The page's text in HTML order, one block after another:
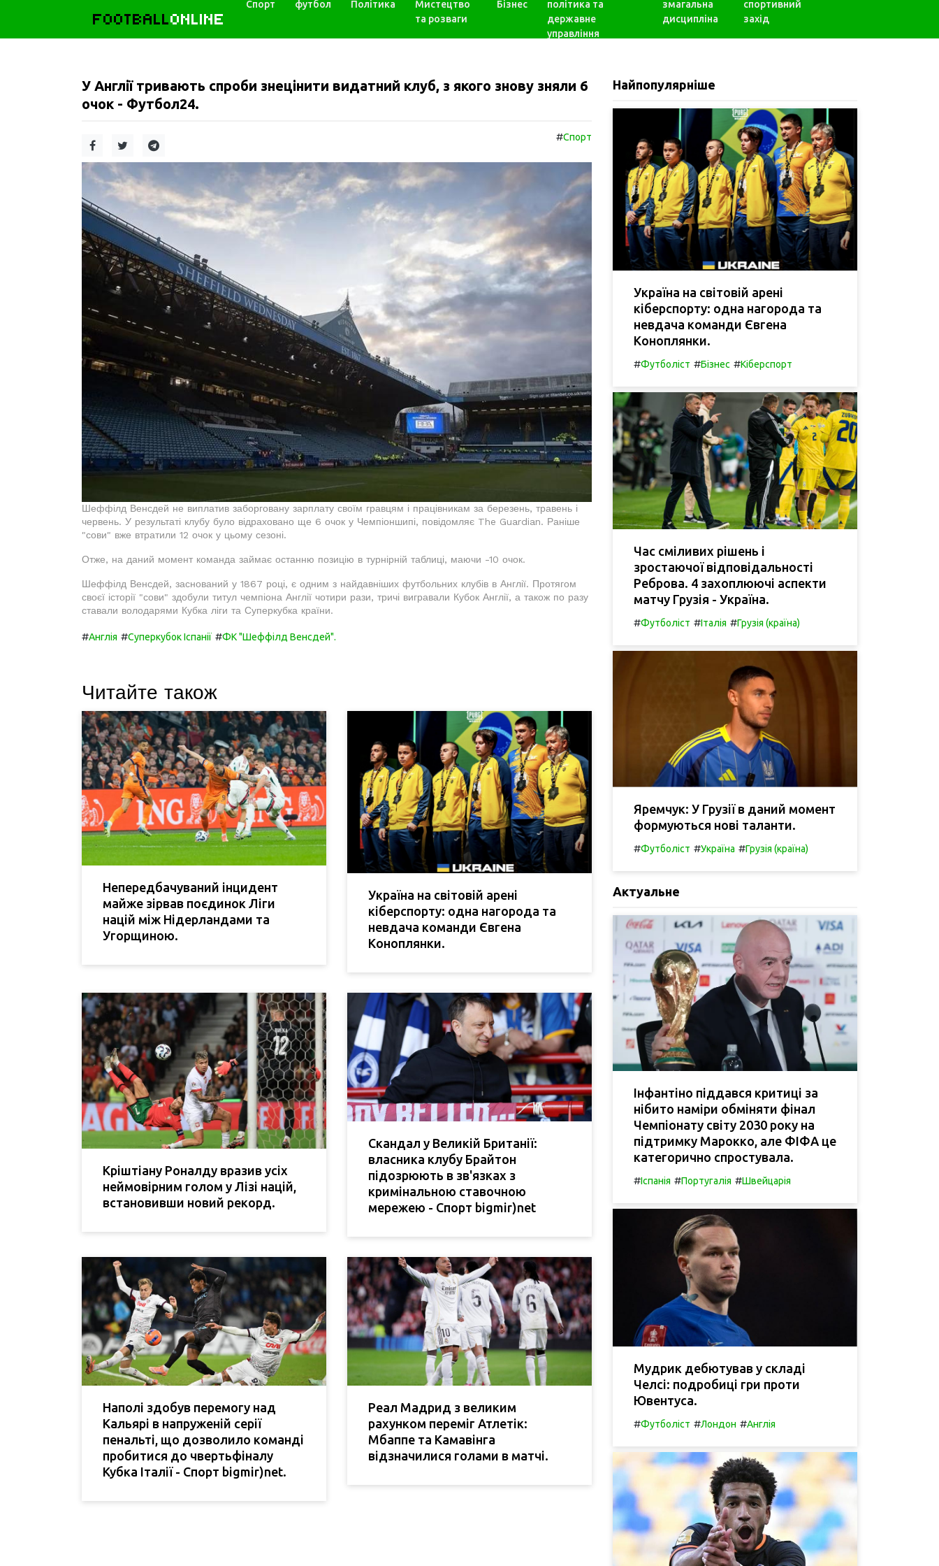
FOOTBALLONLINE
Спорт футбол Політика
Мистецтво
та розваги
Бізнес
політика та
державне
управління
змагальна
дисципліна
спортивний
захід
У Англії тривають спроби знецінити видатний клуб, з якого знову зняли 6
очок - Футбол24.
#Спорт
Шеффілд Венсдей не виплатив заборговану зарплату своїм гравцям і працівникам за березень, травень і
червень. У результаті клубу було відраховано ще 6 очок у Чемпіоншипі, повідомляє The Guardian. Раніше
"сови" вже втратили 12 очок у цьому сезоні.
Отже, на даний момент команда займає останню позицію в турнірній таблиці, маючи -10 очок.
Шеффілд Венсдей, заснований у 1867 році, є одним з найдавніших футбольних клубів в Англії. Протягом
своєї історії "сови" здобули титул чемпіона Англії чотири рази, тричі вигравали Кубок Англії, а також по разу
ставали володарями Кубка ліги та Суперкубка країни.
#Англія #Суперкубок Іспанії #ФК "Шеффілд Венсдей".
Читайте також
Непередбачуваний інцидент
майже зірвав поєдинок Ліги
націй між Нідерландами та
Угорщиною.
Україна на світовій арені
кіберспорту: одна нагорода та
невдача команди Євгена
Коноплянки.
Кріштіану Роналду вразив усіх
неймовірним голом у Лізі націй,
встановивши новий рекорд.
Скандал у Великій Британії:
власника клубу Брайтон
підозрюють в зв'язках з
кримінальною ставочною
мережею - Спорт bigmir)net
Наполі здобув перемогу над
Кальярі в напруженій серії
пенальті, що дозволило команді
пробитися до чвертьфіналу
Кубка Італії - Спорт bigmir)net.
Реал Мадрид з великим
рахунком переміг Атлетік:
Мбаппе та Камавінга
відзначилися голами в матчі.
Найпопулярніше
Україна на світовій арені
кіберспорту: одна нагорода та
невдача команди Євгена
Коноплянки.
#Футболіст #Бізнес #Кіберспорт
Час сміливих рішень і
зростаючої відповідальності
Реброва. 4 захоплюючі аспекти
матчу Грузія - Україна.
#Футболіст #Італія #Грузія (країна)
Яремчук: У Грузії в даний момент
формуються нові таланти.
#Футболіст #Україна #Грузія (країна)
Актуальне
Інфантіно піддався критиці за
нібито наміри обміняти фінал
Чемпіонату світу 2030 року на
підтримку Марокко, але ФІФА це
категорично спростувала.
#Іспанія #Португалія #Швейцарія
Мудрик дебютував у складі
Челсі: подробиці гри проти
Ювентуса.
#Футболіст #Лондон #Англія